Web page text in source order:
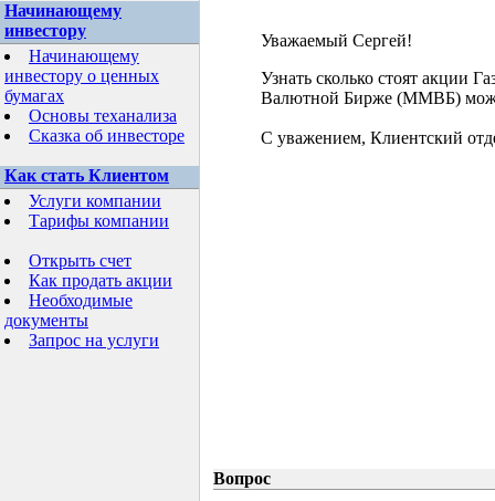
Начинающему
инвестору
Начинающему
инвестору о ценных
бумагах
Основы теханализа
Сказка об инвесторе
Как стать Клиентом
Услуги компании
Тарифы компании
Открыть счет
Как продать акции
Необходимые
документы
Запрос на услуги
Уважаемый Сергей!
Узнать сколько стоят акции
Валютной Бирже (ММВБ)
С уважением, Клиентский
Вопрос